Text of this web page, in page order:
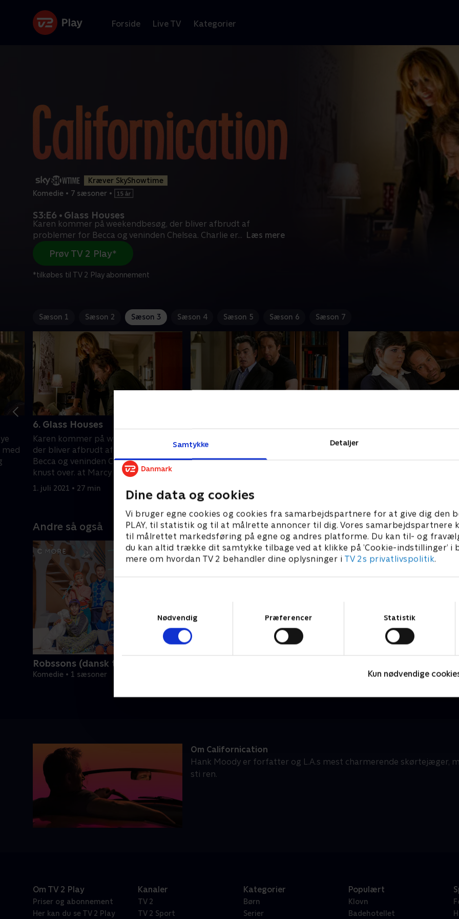
Samtykke Detaljer
Dine data og cookies
Vi bruger egne cookies og cookies fra samarbejdspartnere for at give dig den
PLAY, til statistik og til at målrette annoncer til dig. Vores samarbejdspartnere
til målrettet markedsføring på egne og andres platforme. Du kan til- og
du kan altid trække dit samtykke tilbage ved at klikke på ’Cookie-indstillinger’ i
mere om hvordan TV 2 behandler dine oplysninger i TV 2s privatlivspolitik.
Nødvendig
Præferencer Statistik
Kun nødvendige
Forside Live TV Kategorier
Kræver SkyShowtime
Komedie • 7 sæsoner •
S3:E6 • Glass Houses
Karen kommer på weekendbesøg, der bliver afbrudt af
problemer for Becca og veninden Chelsea. Charlie er... Læs mere
Prøv TV 2 Play*
*tilkøbes til TV 2 Play abonnement
Sæson 1 Sæson 2 Sæson 3 Sæson 4 Sæson 5 Sæson 6 Sæson 7
6. Glass Houses
Karen kommer på weekendbesøg,
der bliver afbrudt af problemer for
Becca og veninden Chelsea. Charlie er
knust over. at Marcy fuldbyrder en
drøm.
1. juli 2021 • 27 min
situationen med Karen, men hans
mange romantiske eskapader bliver
1. juli 2021 • 27 min
En tøjlesløs nat ender galt,
en vred Rick Springfield og
Andre så også
Robssons (dansk tale)
Komedie • 1 sæsoner
Om Californication
Hank Moody er forfatter og L.A.s mest charmerende skørtejæger,
sti ren.
Om TV 2 Play
Priser og abonnement
Her kan du se TV 2 Play
Kanaler
TV 2
TV 2 Sport
Kategorier
Børn
Serier
Populært
Klovn
Badehotellet